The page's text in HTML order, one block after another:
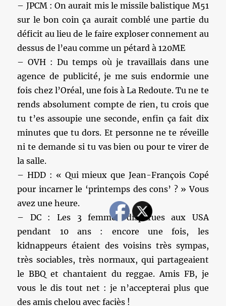
– JPCM : On aurait mis le missile balistique M51
sur le bon coin ça aurait comblé une partie du
déficit au lieu de le faire exploser connement au
dessus de l’eau comme un pétard à 120ME
– OVH : Du temps où je travaillais dans une
agence de publicité, je me suis endormie une
fois chez l’Oréal, une fois à La Redoute. Tu ne te
rends absolument compte de rien, tu crois que
tu t’es assoupie une seconde, enfin ça fait dix
minutes que tu dors. Et personne ne te réveille
ni te demande si tu vas bien ou pour te virer de
la salle.
– HDD : « Qui mieux que Jean-François Copé
pour incarner le ‘printemps des cons’ ? » Vous
avez une heure.
– DC : Les 3 femmes disparues aux USA
pendant 10 ans : encore une fois, les
kidnappeurs étaient des voisins très sympas,
très sociables, très normaux, qui partageaient
le BBQ et chantaient du reggae. Amis FB, je
vous le dis tout net : je n’accepterai plus que
des amis chelou avec faciès !